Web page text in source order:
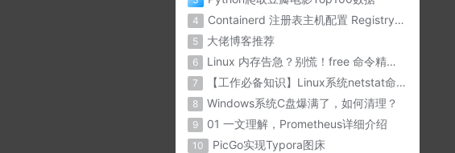
4 Containerd 注册表主机配置 Registry Host
5 大佬博客推荐
6 Linux 内存告急？别慌！free 命令精准诊断内存问题
7 【工作必备知识】Linux系统netstat命令详解
8 Windows系统C盘爆满了，如何清理？
9 01 一文理解，Prometheus详细介绍
10 PicGo实现Typora图床